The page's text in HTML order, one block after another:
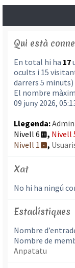
Qui està
En total hi ha 17
ocults i 15
darrers 5 minuts)
El nombre
09 juny 2026,
Llegenda:
Nivell 6
, Nivell
Nivell 1
,
Xat
No hi ha ningú
Estadístiques
Nombre
Nombre de
Anpatatu